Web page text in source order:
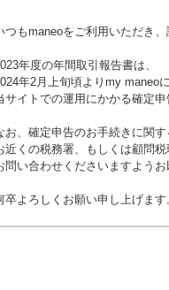
つもmaneoをご利用いただき
年度の年間取引報告書は、
年2月上旬頃よりmy maneo
サイトでの運用にかかる確定
お、確定申告のお手続きに関
近くの税務署、もしくは顧問
問い合わせくださいますよう
卒よろしくお願い申し上げます